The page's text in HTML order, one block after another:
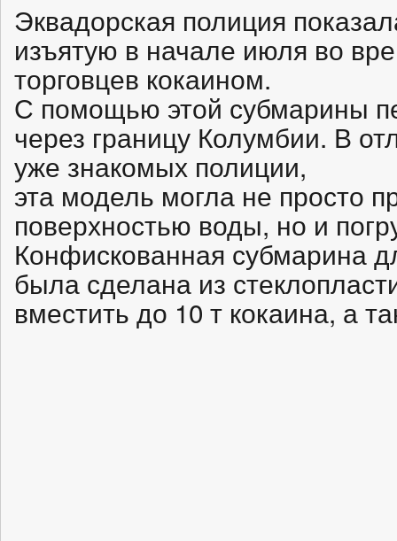
Эквадорская полиция
изъятую в начале июля во
торговцев кокаином.
С помощью этой субмарины
через границу Колумбии. В
уже знакомых полиции,
эта модель могла не просто
поверхностью воды, но и
Конфискованная субмарина
была сделана из
вместить до 10 т кокаина, а